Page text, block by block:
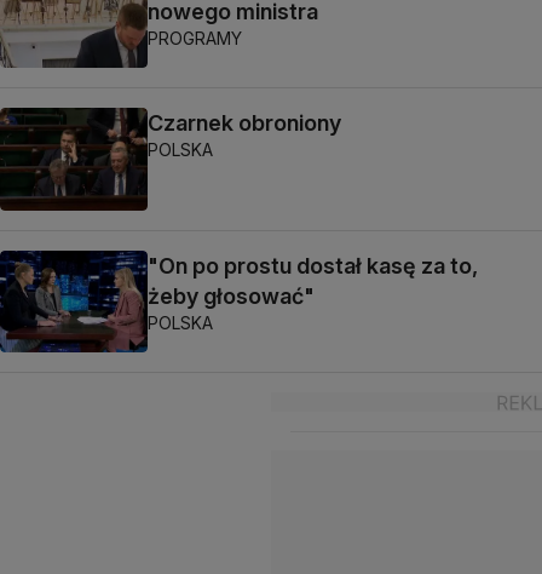
nowego ministra
PROGRAMY
Czarnek obroniony
POLSKA
"On po prostu dostał kasę za to,
żeby głosować"
POLSKA